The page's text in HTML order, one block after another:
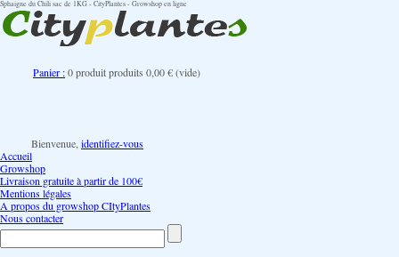
Sphaigne du Chili sac de 1KG - CityPlantes - Growshop en ligne
Panier :0produitproduits 0,00 €(vide)
Bienvenue, identifiez-vous
Accueil
Growshop
Livraison gratuite à partir de 100€
Mentions légales
A propos du growshop CItyPlantes
Nous contacter